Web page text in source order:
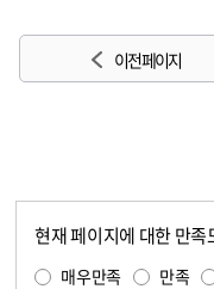
이전 페이지
현재 페이지에 대한 만
매우만족 만족